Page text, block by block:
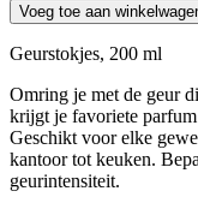
Voeg toe aan
Geurstokjes, 200 ml
Omring je met de geur
krijgt je favoriete
Geschikt voor elke
kantoor tot keuken.
geurintensiteit.